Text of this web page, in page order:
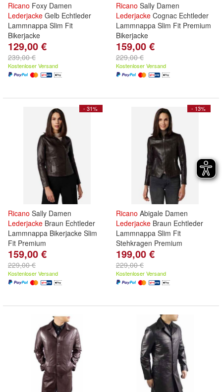
Ricano Foxy Damen
Lederjacke Gelb Echtleder
Lammnappa Slim Fit
Bikerjacke
129,00 €
239,00 €
Kostenloser Versand
Ricano Sally Damen
Lederjacke Cognac Echtleder
Lammnappa Slim Fit Premium
Bikerjacke
159,00 €
229,00 €
Kostenloser Versand
- 31%
Ricano Sally Damen
Lederjacke Braun Echtleder
Lammnappa Bikerjacke Slim
Fit Premium
159,00 €
229,00 €
Kostenloser Versand
- 13%
Ricano Abigale Damen
Lederjacke Braun Echtleder
Lammnappa Slim Fit
Stehkragen Premium
199,00 €
229,00 €
Kostenloser Versand